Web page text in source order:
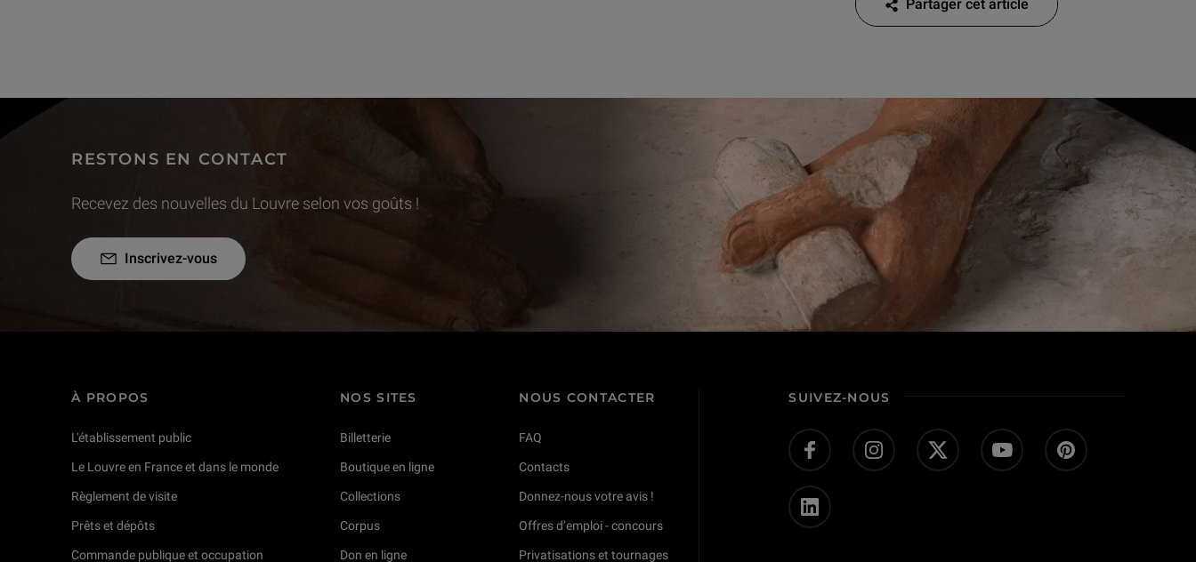
Partager cet article
Partager cet article sur Facebook
Partager cet article sur Twitter
Partager cet article sur Linkedin
RESTONS EN CONTACT
Recevez des nouvelles du Louvre selon vos goûts !
Inscrivez-vous
À PROPOS
L'établissement public
Le Louvre en France et dans le monde
Règlement de visite
Prêts et dépôts
Commande publique et occupation
NOS SITES
Billetterie
Boutique en ligne
Collections
Corpus
Don en ligne
NOUS CONTACTER
FAQ
Contacts
Donnez-nous votre avis !
Offres d’emploi - concours
Privatisations et tournages
SUIVEZ-NOUS